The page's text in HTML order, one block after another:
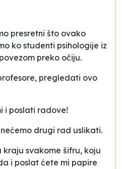
presretni što ovako
ko studenti psihologije iz
preko očiju.
pregledati ovo
i poslati radove!
drugi rad uslikati.
kraju svakome šifru, koju
i poslat ćete mi papire